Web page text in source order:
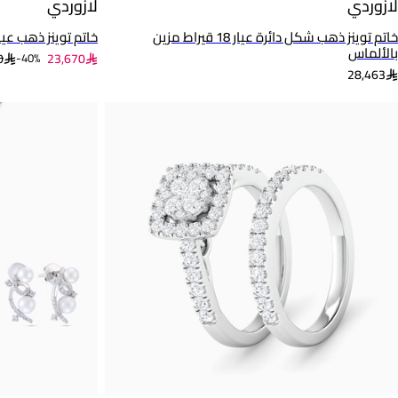
خاتم توينز ذهب شكل دائرة عيار 18 قيراط مزين
بالألماس
28,463
خاتم توينز ذهب عيار 18 قيراط مزين
40%- 23,670